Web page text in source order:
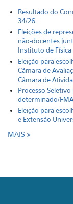
Resultado do
34/26
Eleições de
não-docentes
Instituto de Física
Eleição para
Câmara de
Câmara de
Processo
determinado/
Eleição para
e Extensão
MAIS